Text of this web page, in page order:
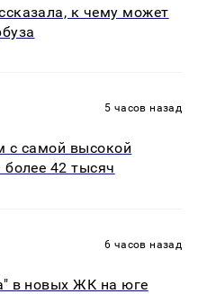
к чему может
5 часов назад
с самой высокой
42 тысяч
6 часов назад
в новых ЖК на юге